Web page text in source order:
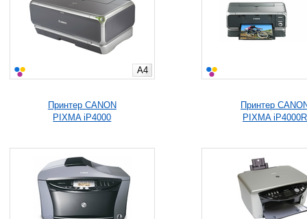
A4
Принтер CANON
PIXMA iP4000
Принтер
PIXMA iP4000R